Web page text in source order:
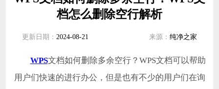
档怎么删除空行解析
更新日期： 2024-08-21 来源：纯净之家
WPS文档如何删除多余空行？WPS文档可以帮助
用户们快速的进行办公，但是也有不少的用户们在询